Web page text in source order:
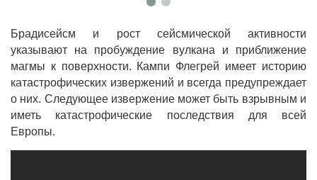
Брадисейсм и рост сейсмической активности
указывают на пробуждение вулкана и приближение
магмы к поверхности. Кампи Флегрей имеет историю
катастрофических извержений и всегда предупреждает
о них. Следующее извержение может быть взрывным и
иметь катастрофические последствия для всей
Европы.